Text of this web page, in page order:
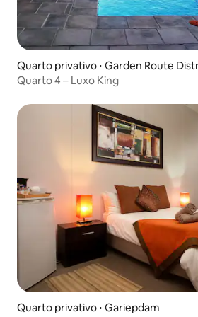
Quarto privativo ⋅ Garden Route
Quarto 4 – Luxo King
Quarto privativo ⋅ Gariepdam